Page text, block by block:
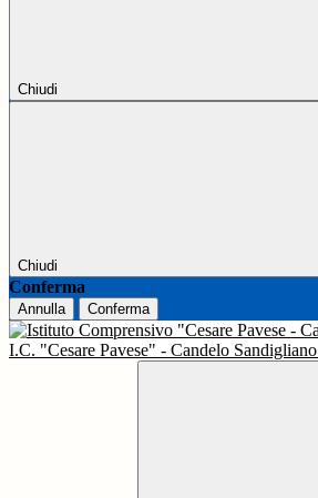
Chiudi
Chiudi
Conferma
Annulla Conferma
I.C. "Cesare Pavese" - Candelo Sandigliano